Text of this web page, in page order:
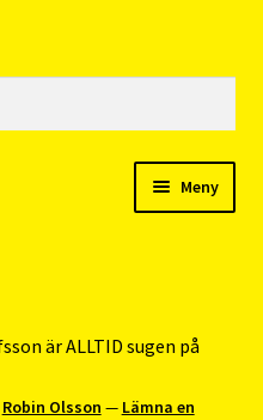
Meny
är ALLTID sugen på
Robin Olsson — Lämna en